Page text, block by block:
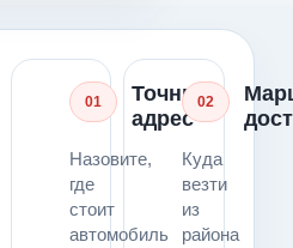
01
Точный
адрес
Назовите,
где
стоит
автомобиль
02
Куда
везти
из
района